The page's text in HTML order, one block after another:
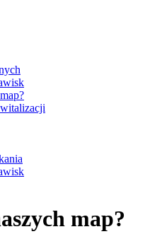
map?